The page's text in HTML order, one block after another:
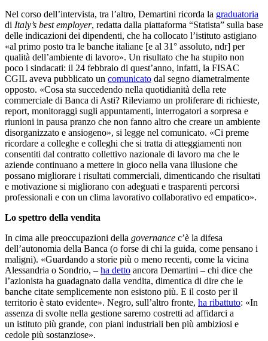
Nel corso dell’intervista, tra l’altro, Demartini ricorda la graduatoria
di Italy’s best employer, redatta dalla piattaforma “Statista” sulla base
delle indicazioni dei dipendenti, che ha collocato l’istituto astigiano
«al primo posto tra le banche italiane [e al 31° assoluto, ndr] per
qualità dell’ambiente di lavoro». Un risultato che ha stupito non
poco i sindacati: il 24 febbraio di quest’anno, infatti, la FISAC
CGIL aveva pubblicato un comunicato dal segno diametralmente
opposto. «Cosa sta succedendo nella quotidianità della rete
commerciale di Banca di Asti? Rileviamo un proliferare di richieste,
report, monitoraggi sugli appuntamenti, interrogatori a sorpresa e
riunioni in pausa pranzo che non fanno altro che creare un ambiente
disorganizzato e ansiogeno», si legge nel comunicato. «Ci preme
ricordare a colleghe e colleghi che si tratta di atteggiamenti non
consentiti dal contratto collettivo nazionale di lavoro ma che le
aziende continuano a mettere in gioco nella vana illusione che
possano migliorare i risultati commerciali, dimenticando che risultati
e motivazione si migliorano con adeguati e trasparenti percorsi
professionali e con un clima lavorativo collaborativo ed empatico».
Lo spettro della vendita
In cima alle preoccupazioni della governance c’è la difesa
dell’autonomia della Banca (o forse di chi la guida, come pensano i
maligni). «Guardando a storie più o meno recenti, come la vicina
Alessandria o Sondrio, – ha detto ancora Demartini – chi dice che
l’azionista ha guadagnato dalla vendita, dimentica di dire che le
banche citate semplicemente non esistono più. E il costo per il
territorio è stato evidente». Negro, sull’altro fronte, ha ribattuto: «In
assenza di svolte nella gestione saremo costretti ad affidarci a
un istituto più grande, con piani industriali ben più ambiziosi e
cedole più sostanziose».